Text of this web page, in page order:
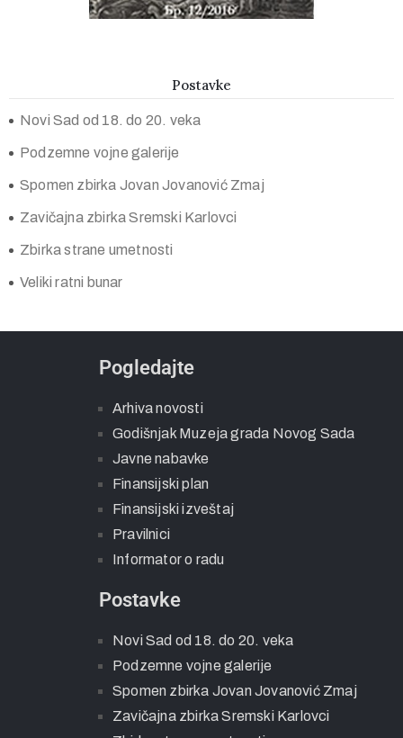
Postavke
Novi Sad od 18. do 20. veka
Podzemne vojne galerije
Spomen zbirka Jovan Jovanović Zmaj
Zavičajna zbirka Sremski Karlovci
Zbirka strane umetnosti
Veliki ratni bunar
Pogledajte
Arhiva novosti
Godišnjak Muzeja grada Novog Sada
Javne nabavke
Finansijski plan
Finansijski izveštaj
Pravilnici
Informator o radu
Postavke
Novi Sad od 18. do 20. veka
Podzemne vojne galerije
Spomen zbirka Jovan Jovanović Zmaj
Zavičajna zbirka Sremski Karlovci